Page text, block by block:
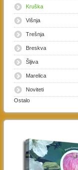
Kruška
Višnja
Trešnja
Breskva
Šljiva
Marelica
Noviteti
Ostalo